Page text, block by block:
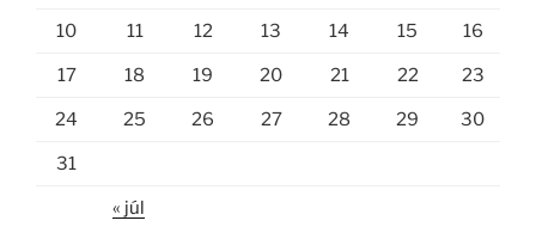
10 11 12 13 14 15 16
17 18 19 20 21 22 23
24 25 26 27 28 29 30
31
« júl